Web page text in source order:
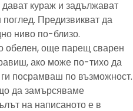
дават кураж и задължават
Предизвикват да
ниво по-близо.
обелен, още парещ сварен
ако може по-тихо да
посрамваш по възможност.
да замърсяваме
на написаното е в